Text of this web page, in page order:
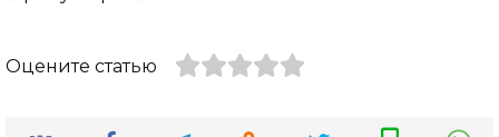
Оцените статью